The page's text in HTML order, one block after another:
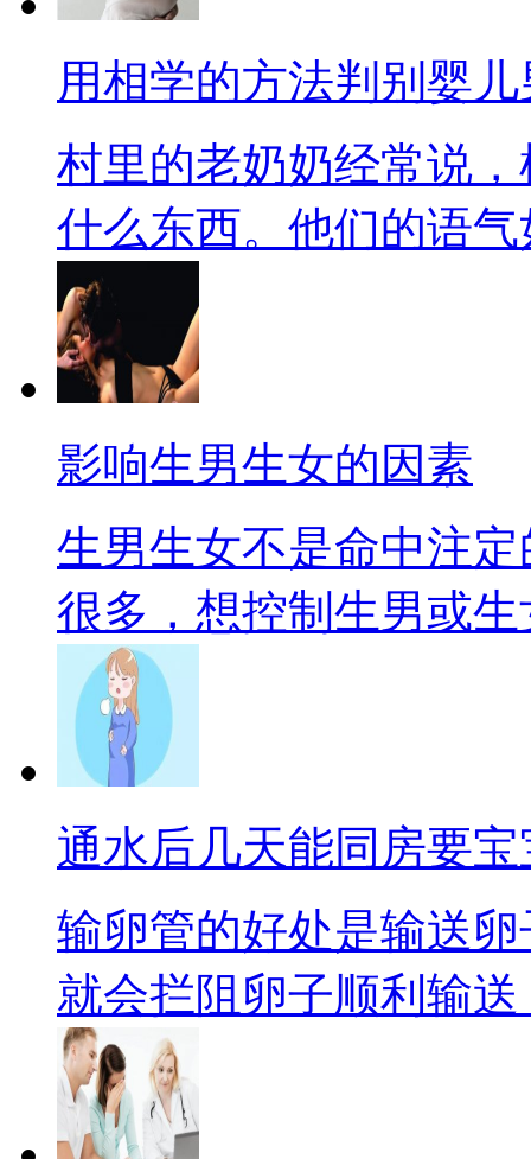
用相学的方法判别婴
村里的老奶奶经常说
什么东西。他们的语气
影响生男生女的因素
生男生女不是命中注
很多，想控制生男或生
通水后几天能同房要宝
输卵管的好处是输送
就会拦阻卵子顺利输送